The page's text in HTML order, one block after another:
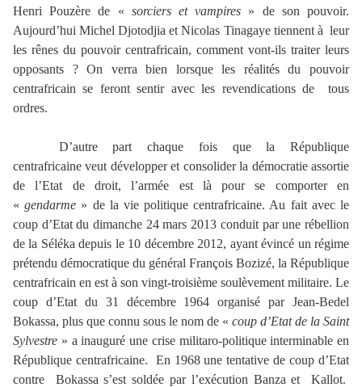
Henri Pouzère de « sorciers et vampires » de son pouvoir.
Aujourd’hui Michel Djotodjia et Nicolas Tinagaye tiennent à leur
les rênes du pouvoir centrafricain, comment vont-ils traiter leurs
opposants ? On verra bien lorsque les réalités du pouvoir
centrafricain se feront sentir avec les revendications de tous
ordres.
D’autre part chaque fois que la République
centrafricaine veut développer et consolider la démocratie assortie
de l’Etat de droit, l’armée est là pour se comporter en
«gendarme » de la vie politique centrafricaine. Au fait avec le
coup d’Etat du dimanche 24 mars 2013 conduit par une rébellion
de la Séléka depuis le 10 décembre 2012, ayant évincé un régime
prétendu démocratique du général François Bozizé, la République
centrafricain en est à son vingt-troisième soulèvement militaire. Le
coup d’Etat du 31 décembre 1964 organisé par Jean-Bedel
Bokassa, plus que connu sous le nom de « coup d’Etat de la Saint
Sylvestre » a inauguré une crise militaro-politique interminable en
République centrafricaine. En 1968 une tentative de coup d’Etat
contre Bokassa s’est soldée par l’exécution Banza et Kallot.